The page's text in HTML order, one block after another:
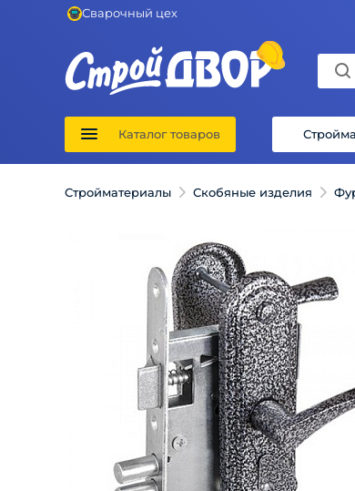
Сварочный цех
Каталог товаров
Стройматериалы Скобяные изделия